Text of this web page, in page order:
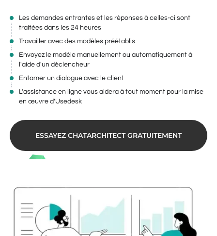
Les demandes entrantes et les réponses à celles-ci sont
traitées dans les 24 heures
Travailler avec des modèles préétablis
Envoyez le modèle manuellement ou automatiquement à
l'aide d'un déclencheur
Entamer un dialogue avec le client
L'assistance en ligne vous aidera à tout moment pour la mise
en œuvre d'Usedesk
ESSAYEZ CHATARCHITECT GRATUITEMENT